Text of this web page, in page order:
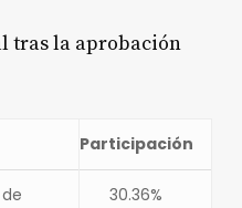
tras la aprobación
Participación
30.36%